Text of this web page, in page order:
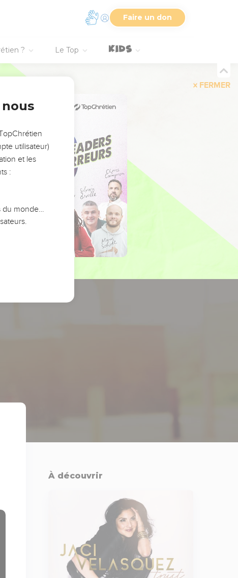
Faire un don
? Le Top
FERMER
À découvrir
utilisateur)
et les
:
du monde…